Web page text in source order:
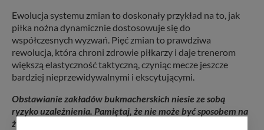
Ewolucja systemu zmian to doskonały przykład na to, jak
piłka nożna dynamicznie dostosowuje się do
współczesnych wyzwań. Pięć zmian to prawdziwa
rewolucja, która chroni zdrowie piłkarzy i daje trenerom
większą elastyczność taktyczną, czyniąc mecze jeszcze
bardziej nieprzewidywalnymi i ekscytującymi.
Obstawianie zakładów bukmacherskich niesie ze sobą
ryzyko uzależnienia. Pamiętaj, że nie może być sposobem na
życie. W Polsce korzystanie z usług nielegalnych